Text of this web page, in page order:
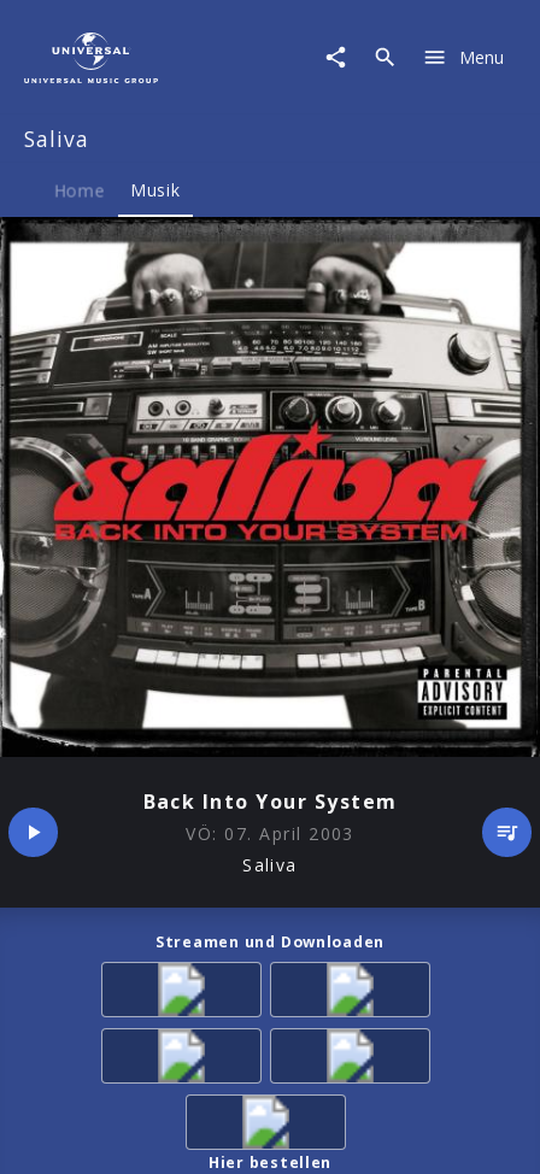
Into
System
Menu
Saliva
Home Musik
Back Into Your System
VÖ: 07. April 2003
Saliva
Streamen und Downloaden
Hier bestellen